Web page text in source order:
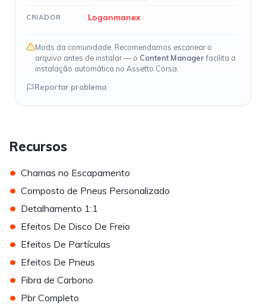
CRIADOR Loganmanex
Mods da comunidade. Recomendamos escanear o
arquivo antes de instalar — o Content Managerfacilita a
instalação automática no Assetto Corsa.
Reportar problema
Recursos
• Chamas no Escapamento
• Composto de Pneus Personalizado
• Detalhamento 1:1
• Efeitos De Disco De Freio
• Efeitos De Partículas
• Efeitos De Pneus
• Fibra de Carbono
• Pbr Completo